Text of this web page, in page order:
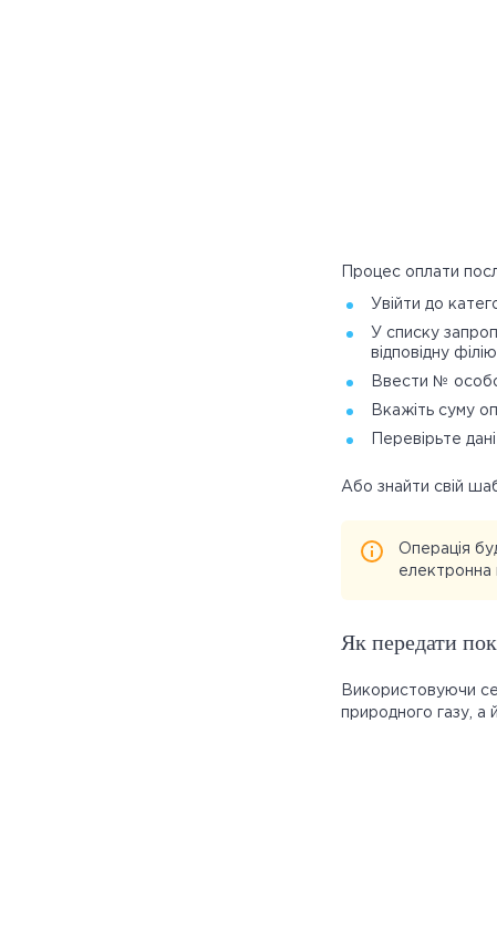
Процес оплати
Увійти до
У списку
відповідну
Ввести №
Вкажіть суму
Перевірьте
Або знайти свій
Операція
електронна
Як передати
Використовуючи
природного газу, а